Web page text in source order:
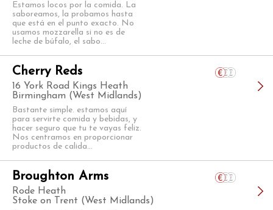
Estamos locos por la comida. La
saboreamos, la probamos hasta
que está en el punto exacto. No
usamos mozzarella si no es de
leche de búfalo, el sabo...
Cherry Reds
16 York Road Kings Heath
Birmingham (West Midlands)
Bastante simple. estamos aquí
para servirte comida y bebidas, y
hacer seguro que tu te vayas feliz.
Nos centramos en proporcionar
productos de calida...
Broughton Arms
Rode Heath
Stoke on Trent (West Midlands)